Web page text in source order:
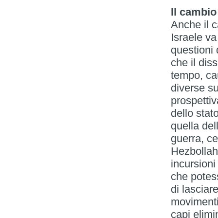
Il
Anche il
Israele
questioni
che il
tempo,
diverse
dello
quella
guerra,
che
di
capi